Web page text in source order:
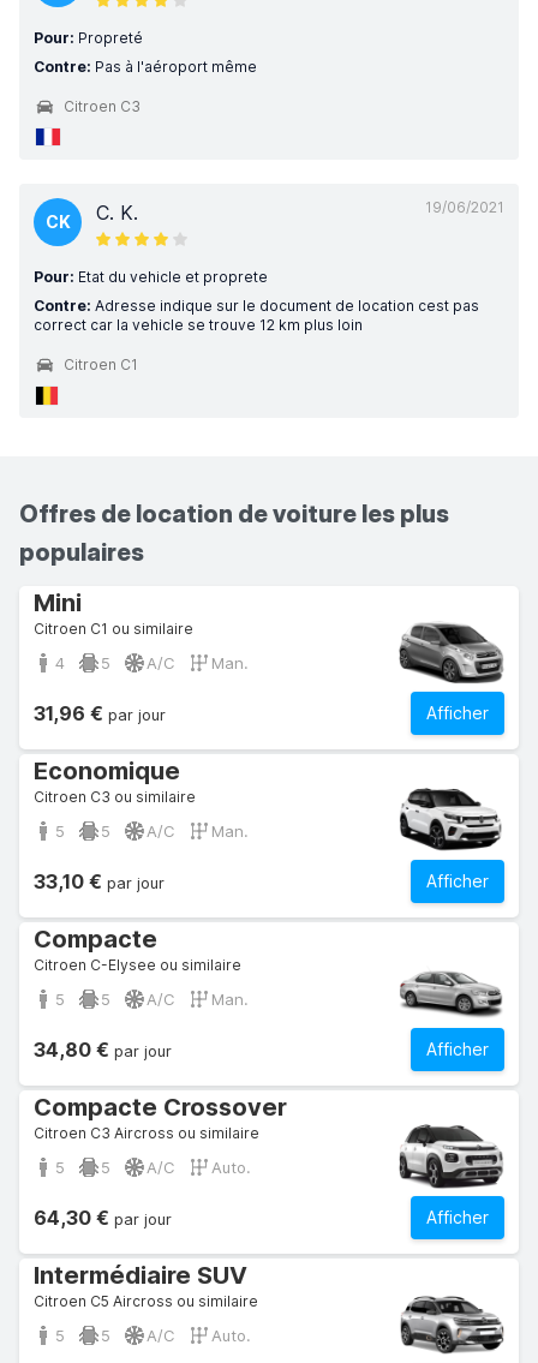
Pour: Propreté
Contre: Pas à l'aéroport même
Citroen C3
19/06/2021
CK C. K.
Pour: Etat du vehicle et proprete
Contre: Adresse indique sur le document de location cest pas
correct car la vehicle se trouve 12 km plus loin
Citroen C1
Offres de location de voiture les plus
populaires
Mini
Citroen C1 ou similaire
4 5 A/C Man.
Afficher
31,96 € par jour
Economique
Citroen C3 ou similaire
5 5 A/C Man.
Afficher
33,10 € par jour
Compacte
Citroen C-Elysee ou similaire
5 5 A/C Man.
Afficher
34,80 € par jour
Compacte Crossover
Citroen C3 Aircross ou similaire
5 5 A/C Auto.
Afficher
64,30 € par jour
Intermédiaire SUV
Citroen C5 Aircross ou similaire
5 5 A/C Auto.